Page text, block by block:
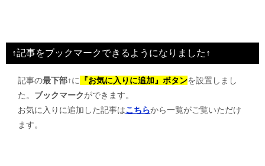
ビ
ゲ
↑記事をブックマークできるようになりました↑
記事の最下部↑に 『お気に入りに追加』ボタンを設置しまし
た。 ブックマークができます。
お気に入りに追加した記事はこちらから一覧がご覧いただけ
ます。